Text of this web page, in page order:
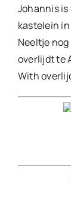
Johannis
kastelein
Neeltje
overlijdt te
With